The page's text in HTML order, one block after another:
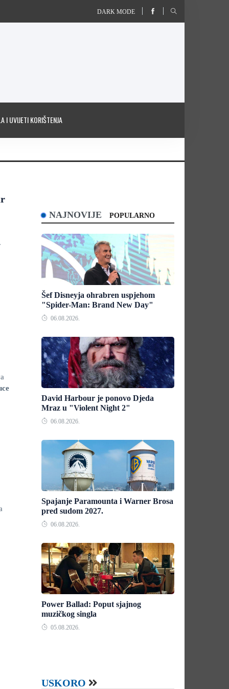
DARK MODE
I UVIJETI KORIŠTENJA
NAJNOVIJE POPULARNO
Šef Disneyja ohrabren uspjehom
"Spider-Man: Brand New Day"
06.08.2026.
David Harbour je ponovo Djeda
Mraz u "Violent Night 2"
06.08.2026.
Spajanje Paramounta i Warner Brosa
pred sudom 2027.
06.08.2026.
Power Ballad: Poput sjajnog
muzičkog singla
05.08.2026.
USKORO